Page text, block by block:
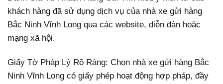
khách hàng đã sử dụng dịch vụ của nhà xe gửi hàng
Bắc Ninh Vĩnh Long qua các website, diễn đàn hoặc
mạng xã hội.
Giấy Tờ Pháp Lý Rõ Ràng: Chọn nhà xe gửi hàng Bắc
Ninh Vĩnh Long có giấy phép hoạt động hợp pháp, đầy